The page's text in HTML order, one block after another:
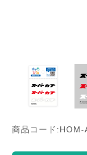
商品コード